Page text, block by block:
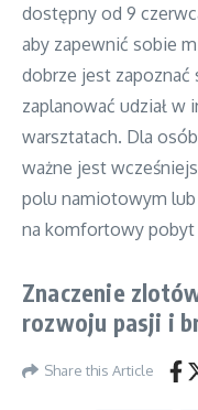
dostępny od 9
aby zapewnić sobie
dobrze jest zapoznać
zaplanować udział w
warsztatach. Dla
ważne jest
polu namiotowym
na komfortowy pobyt
Znaczenie
rozwoju pasji i
Share this Article